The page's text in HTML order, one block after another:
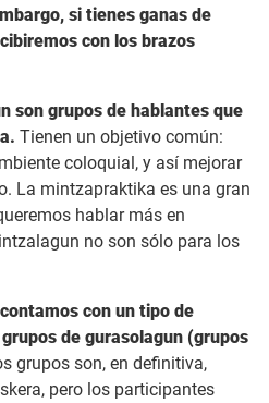
si tienes ganas de
con los brazos
son grupos de hablantes que
Tienen un objetivo común:
coloquial, y así mejorar
La mintzapraktika es una gran
hablar más en
no son sólo para los
con un tipo de
de gurasolagun (grupos
grupos son, en definitiva,
pero los participantes